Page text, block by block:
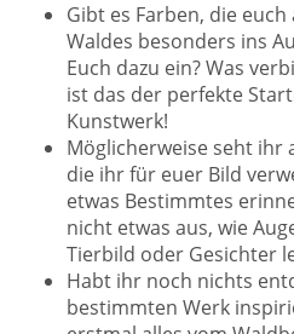
Gibt es Farben, die
Waldes besonders ins
Euch dazu ein? Was
ist das der perfekte
Kunstwerk!
Möglicherweise seht ihr
die ihr für euer Bild
etwas Bestimmtes
nicht etwas aus, wie
Tierbild oder Gesichter
Habt ihr noch nichts
bestimmten Werk